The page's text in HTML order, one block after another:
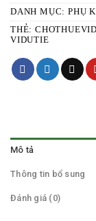
DANH MỤC:PHỤ
THẺ:
VIDUTIE
Mô tả
Thông tin bổ sung
Đánh giá (0)